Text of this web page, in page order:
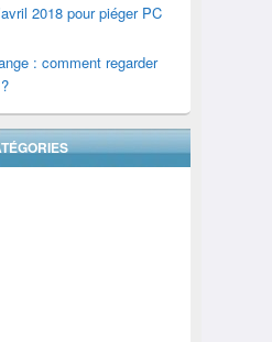
2018 pour piéger PC
: comment regarder